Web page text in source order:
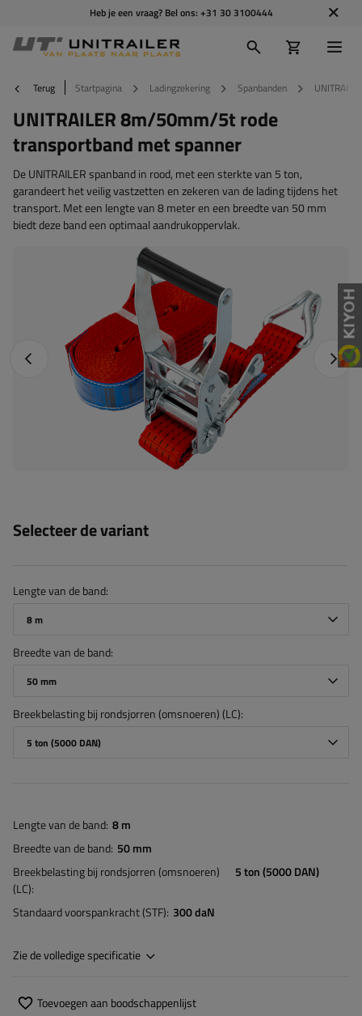
Heb je een vraag? Bel ons: +31 30 3100444
Terug Startpagina Ladingzekering Spanbanden
UNITRAILER 8m/50mm/5t rode
transportband met spanner
De UNITRAILER spanband in rood, met een sterkte van 5 ton,
garandeert het veilig vastzetten en zekeren van de lading tijdens het
transport. Met een lengte van 8 meter en een breedte van 50 mm
biedt deze band een optimaal aandrukoppervlak.
Vorige foto
Selecteer de variant
Lengte van de band
8 m
Breedte van de band
50 mm
Breekbelasting bij rondsjorren (omsnoeren) (LC)
5 ton (5000 DAN)
Lengte van de band 8 m
Breedte van de band 50 mm
Breekbelasting bij rondsjorren (omsnoeren)
(LC)
5 ton (5000 DAN)
Standaard voorspankracht (STF) 300 daN
Zie de volledige specificatie
Toevoegen aan boodschappenlijst